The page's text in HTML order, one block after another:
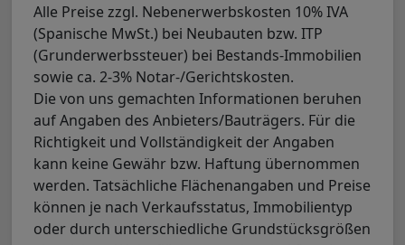
Alle Preise zzgl. Nebenerwerbskosten 10% IVA
(Spanische MwSt.) bei Neubauten bzw. ITP
(Grunderwerbssteuer) bei Bestands-Immobilien
sowie ca. 2-3% Notar-/Gerichtskosten.
Die von uns gemachten Informationen beruhen
auf Angaben des Anbieters/Bauträgers. Für die
Richtigkeit und Vollständigkeit der Angaben
kann keine Gewähr bzw. Haftung übernommen
werden. Tatsächliche Flächenangaben und Preise
können je nach Verkaufsstatus, Immobilientyp
oder durch unterschiedliche Grundstücksgrößen